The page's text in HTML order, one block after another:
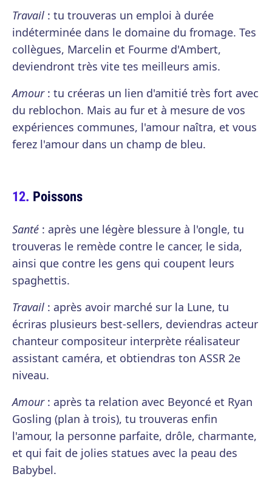
Travail : tu trouveras un emploi à durée
indéterminée dans le domaine du fromage. Tes
collègues, Marcelin et Fourme d'Ambert,
deviendront très vite tes meilleurs amis.
Amour: tu créeras un lien d'amitié très fort avec
du reblochon. Mais au fur et à mesure de vos
expériences communes, l'amour naîtra, et vous
ferez l'amour dans un champ de bleu.
Poissons
Santé : après une légère blessure à l'ongle, tu
trouveras le remède contre le cancer, le sida,
ainsi que contre les gens qui coupent leurs
spaghettis.
Travail : après avoir marché sur la Lune, tu
écriras plusieurs best-sellers, deviendras acteur
chanteur compositeur interprète réalisateur
assistant caméra, et obtiendras ton ASSR 2e
niveau.
Amour: après ta relation avec Beyoncé et Ryan
Gosling (plan à trois), tu trouveras enfin
l'amour, la personne parfaite, drôle, charmante,
et qui fait de jolies statues avec la peau des
Babybel.